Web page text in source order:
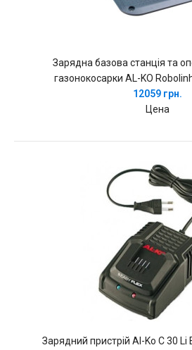
Зарядна базова станція та
газонокосарки AL-KO
12059 грн.
Цена
Зарядний пристрій Al-Ko C 30 Li